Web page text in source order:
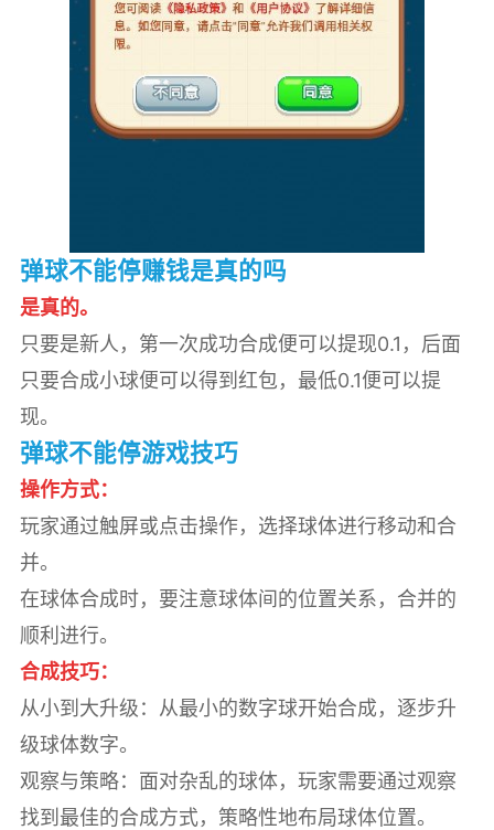
弹球不能停赚钱是真的吗
是真的。
只要是新人，第一次成功合成便可以提现0.1，后面
只要合成小球便可以得到红包，最低0.1便可以提
现。
弹球不能停游戏技巧
操作方式：
玩家通过触屏或点击操作，选择球体进行移动和合
并。
在球体合成时，要注意球体间的位置关系，合并的
顺利进行。
合成技巧：
从小到大升级：从最小的数字球开始合成，逐步升
级球体数字。
观察与策略：面对杂乱的球体，玩家需要通过观察
找到最佳的合成方式，策略性地布局球体位置。